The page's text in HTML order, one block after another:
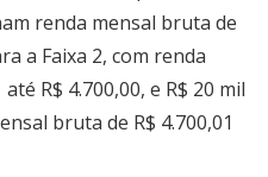
renda mensal bruta de
a Faixa 2, com renda
R$ 4.700,00, e R$ 20 mil
bruta de R$ 4.700,01